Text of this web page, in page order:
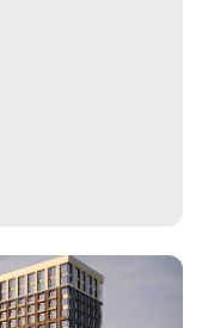
В районе
общественного
автобусы, что
Чёрного моря
мост и